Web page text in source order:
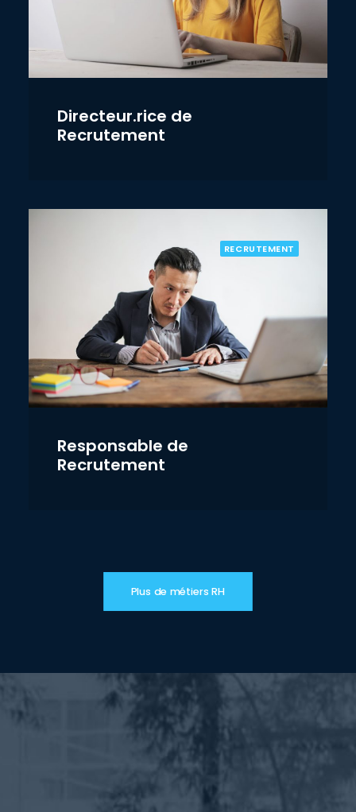
Directeur.rice de
Recrutement
RECRUTEMENT
Responsable de
Recrutement
Plus de métiers RH